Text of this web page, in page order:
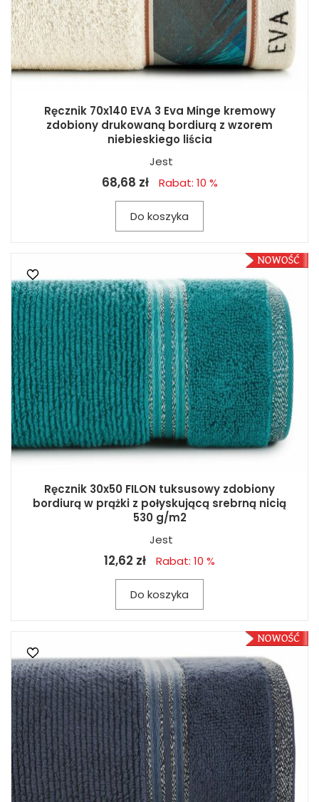
Ręcznik 70x140 EVA 3 Eva Minge kremowy
zdobiony drukowaną bordiurą z wzorem
niebieskiego liścia
Jest
68,68 zł Rabat: 10 %
Do koszyka
Ręcznik 30x50 FILON tuksusowy zdobiony
bordiurą w prążki z połyskującą srebrną nicią
530 g/m2
Jest
12,62 zł Rabat: 10 %
Do koszyka